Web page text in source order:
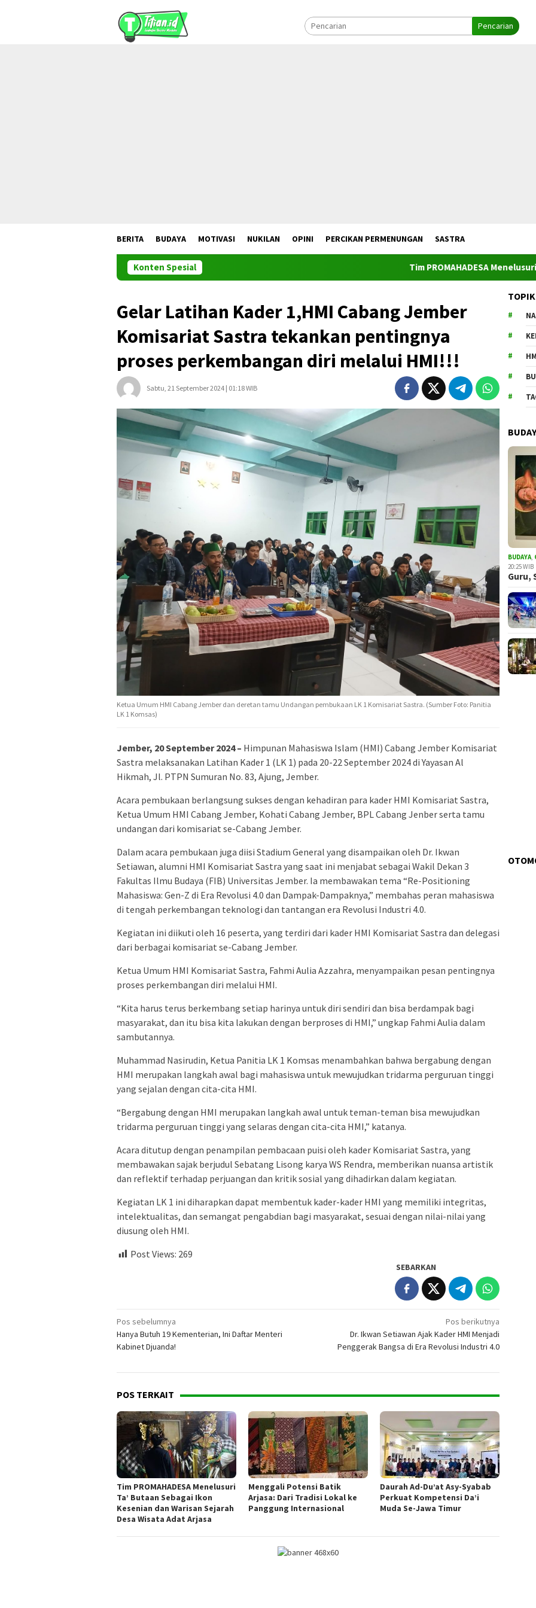
Pencarian
BERITA BUDAYA MOTIVASI NUKILAN OPINI PERCIKAN PERMENUNGAN SASTRA
Konten Spesial Tim PROMAHADESA Menelusuri Ta’
Gelar Latihan Kader 1,HMI Cabang Jember
Komisariat Sastra tekankan pentingnya
proses perkembangan diri melalui HMI!!!
Sabtu, 21 September 2024 | 01:18 WIB
Ketua Umum HMI Cabang Jember dan deretan tamu Undangan pembukaan LK 1 Komisariat Sastra. (Sumber Foto: Panitia
LK 1 Komsas)
Jember, 20 September 2024 – Himpunan Mahasiswa Islam (HMI) Cabang Jember Komisariat
Sastra melaksanakan Latihan Kader 1 (LK 1) pada 20-22 September 2024 di Yayasan Al
Hikmah, Jl. PTPN Sumuran No. 83, Ajung, Jember.
Acara pembukaan berlangsung sukses dengan kehadiran para kader HMI Komisariat Sastra,
Ketua Umum HMI Cabang Jember, Kohati Cabang Jember, BPL Cabang Jenber serta tamu
undangan dari komisariat se-Cabang Jember.
Dalam acara pembukaan juga diisi Stadium General yang disampaikan oleh Dr. Ikwan
Setiawan, alumni HMI Komisariat Sastra yang saat ini menjabat sebagai Wakil Dekan 3
Fakultas Ilmu Budaya (FIB) Universitas Jember. Ia membawakan tema “Re-Positioning
Mahasiswa: Gen-Z di Era Revolusi 4.0 dan Dampak-Dampaknya,” membahas peran mahasiswa
di tengah perkembangan teknologi dan tantangan era Revolusi Industri 4.0.
Kegiatan ini diikuti oleh 16 peserta, yang terdiri dari kader HMI Komisariat Sastra dan delegasi
dari berbagai komisariat se-Cabang Jember.
Ketua Umum HMI Komisariat Sastra, Fahmi Aulia Azzahra, menyampaikan pesan pentingnya
proses perkembangan diri melalui HMI.
“Kita harus terus berkembang setiap harinya untuk diri sendiri dan bisa berdampak bagi
masyarakat, dan itu bisa kita lakukan dengan berproses di HMI,” ungkap Fahmi Aulia dalam
sambutannya.
Muhammad Nasirudin, Ketua Panitia LK 1 Komsas menambahkan bahwa bergabung dengan
HMI merupakan langkah awal bagi mahasiswa untuk mewujudkan tridarma perguruan tinggi
yang sejalan dengan cita-cita HMI.
“Bergabung dengan HMI merupakan langkah awal untuk teman-teman bisa mewujudkan
tridarma perguruan tinggi yang selaras dengan cita-cita HMI,” katanya.
Acara ditutup dengan penampilan pembacaan puisi oleh kader Komisariat Sastra, yang
membawakan sajak berjudul Sebatang Lisong karya WS Rendra, memberikan nuansa artistik
dan reflektif terhadap perjuangan dan kritik sosial yang dihadirkan dalam kegiatan.
Kegiatan LK 1 ini diharapkan dapat membentuk kader-kader HMI yang memiliki integritas,
intelektualitas, dan semangat pengabdian bagi masyarakat, sesuai dengan nilai-nilai yang
diusung oleh HMI.
Post Views: 269
SEBARKAN
Navigasi
pos
Pos sebelumnya
Hanya Butuh 19 Kementerian, Ini Daftar Menteri
Kabinet Djuanda!
Pos berikutnya
Dr. Ikwan Setiawan Ajak Kader HMI Menjadi
Penggerak Bangsa di Era Revolusi Industri 4.0
POS TERKAIT
Tim PROMAHADESA Menelusuri
Ta’ Butaan Sebagai Ikon
Kesenian dan Warisan Sejarah
Desa Wisata Adat Arjasa
Menggali Potensi Batik
Arjasa: Dari Tradisi Lokal ke
Panggung Internasional
Daurah Ad-Du’at Asy-Syabab
Perkuat Kompetensi Da’i
Muda Se-Jawa Timur
BUDAYA
20:25 WIB
Guru,